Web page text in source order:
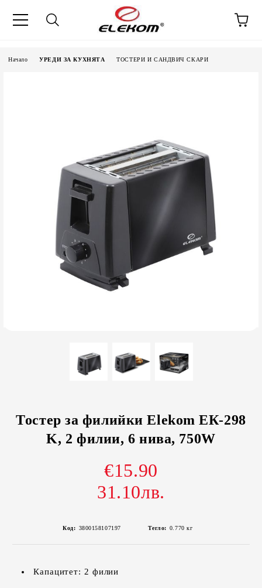
Начало УРЕДИ ЗА КУХНЯТА ТОСТЕРИ И САНДВИЧ СКАРИ
Тостер за филийки Elekom ЕК-298
K, 2 филии, 6 нива, 750W
€15.90
31.10лв.
Код: 3800158107197 Тегло: 0.770 кг
Капацитет: 2 филии